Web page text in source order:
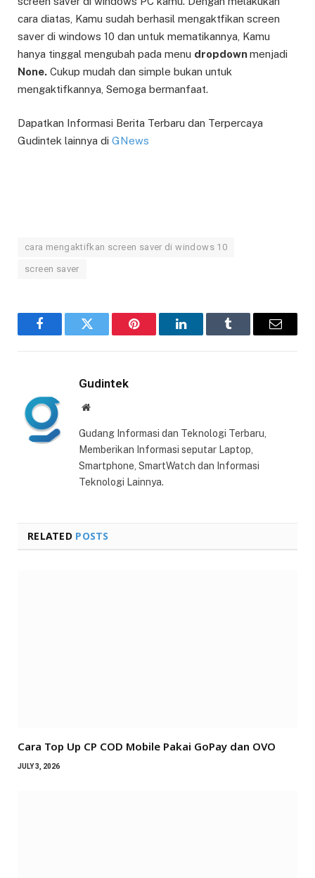
cara diatas, Kamu sudah berhasil mengaktfikan screen
saver di windows 10 dan untuk mematikannya, Kamu
hanya tinggal mengubah pada menu dropdownmenjadi
None. Cukup mudah dan simple bukan untuk
mengaktifkannya, Semoga bermanfaat.
Dapatkan Informasi Berita Terbaru dan Terpercaya
Gudintek lainnya di GNews
cara mengaktifkan screen saver di windows 10
screen saver
FacebookTwitter Pinterest LinkedInTumblr Email
Gudintek
Website
Gudang Informasi dan Teknologi Terbaru,
Memberikan Informasi seputar Laptop,
Smartphone, SmartWatch dan Informasi
Teknologi Lainnya.
RELATED POSTS
Cara Top Up CP COD Mobile Pakai GoPay dan OVO
JULY 3, 2026